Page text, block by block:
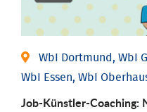
WbI Dortmund, WbI
WbI Essen, WbI
Job-Künstler-Coaching: